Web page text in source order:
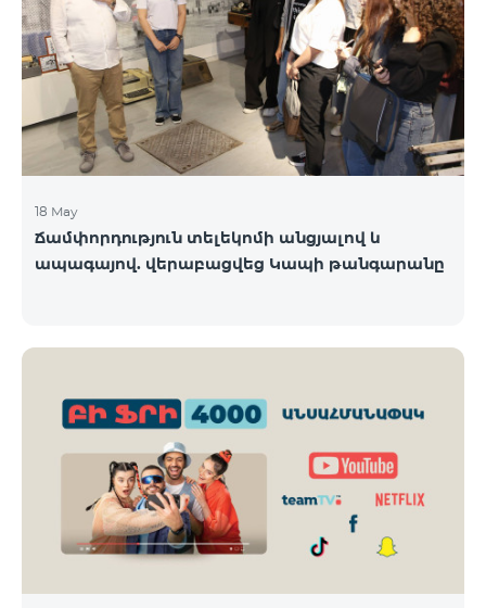
18 May
Ճամփորդություն տելեկոմի անցյալով և
ապագայով. վերաբացվեց Կապի թանգարանը